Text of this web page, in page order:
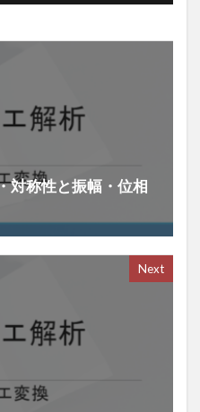
対称性と振幅・位相
Next